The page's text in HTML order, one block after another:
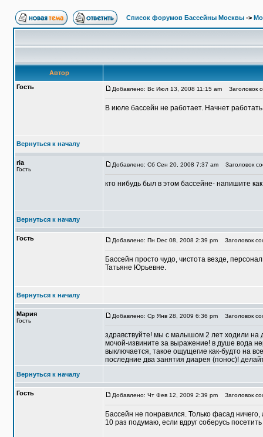
Список форумов Бассейны Москвы ->
Автор
Гость
Добавлено: Вс Июл 13, 2008 11:15 am Заголовок
В июле бассейн не работает. Начнет работать
Вернуться к началу
ria
Гость
Добавлено: Сб Сен 20, 2008 7:37 am Заголовок
кто нибудь был в этом бассейне- напишите
Вернуться к началу
Гость Добавлено: Пн Dec 08, 2008 2:39 pm Заголовок
Бассейн просто чудо, чистота везде,
Татьяне Юрьевне.
Вернуться к началу
Мария
Гость
Добавлено: Ср Янв 28, 2009 6:36 pm Заголовок
здравствуйте! мы с малышом 2 лет ходили на
мочой-извините за выражение! в душе вода
выключается, такое ощущегие как-будто на
последние два занятия диарея (понос)!
Вернуться к началу
Гость Добавлено: Чт Фев 12, 2009 2:39 pm Заголовок
Бассейн не понравился. Только фасад
10 раз подумаю, если вдруг соберусь посетить